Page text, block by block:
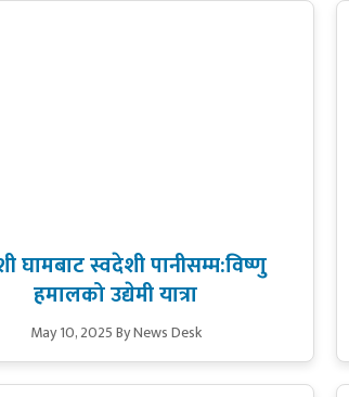
घामबाट स्वदेशी पानीसम्म:विष्णु
हमालको उद्येमी यात्रा
May 10, 2025By News Desk